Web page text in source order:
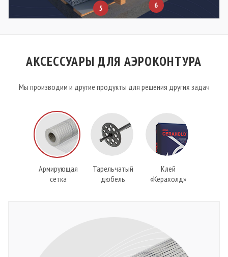
5 6
АКСЕССУАРЫ ДЛЯ АЭРОКОНТУРА
Мы производим и другие продукты для решения других задач
Армирующая
сетка
Тарельчатый
дюбель
Клей
«Керахолд»